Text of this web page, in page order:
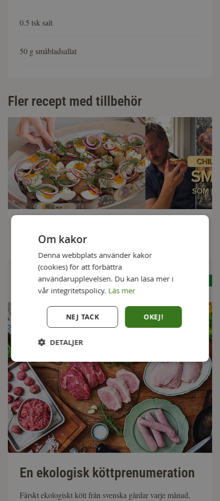
0.5 tsk salt
50 g småbladsallat
Fler recept med tillbehör
30 min
Se alla recept
En ekologisk köttprenumeration
Färskt ekologiskt kött från svenska gårdar varje månad,
Om kakor
Denna webbplats använder kakor
(cookies) för att förbättra
användarupplevelsen. Du kan läsa mer i
vår integritetspolicy. Läs mer
OKEJ!
NEJ TACK
DETALJER